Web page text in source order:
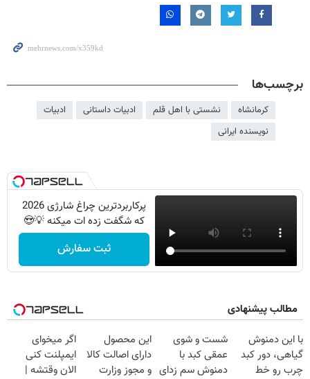
برچسب‌ها
کرمانشاه نشستی با اهل قلم ادبیات داستانی
ادبیات
نویسنده ایرانی
پرکاربردترین چراغ شارژی 2026
که شگفت زده ات میکنه 💡😍
ثبت سفارش
مطالب پیشنهادی
با این دمنوش
گیاهی، دور کبد
چرب رو خط
شست و شوی
عمقی کبد با
دمنوش سم زدای
این محصول
دارای اصالت کالا
و مجوز وزارت
اگر میخوای
ایمپلنت کنی
الان وقتشه |